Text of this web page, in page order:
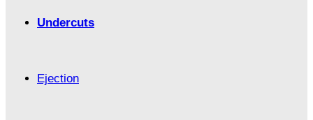
Undercuts
Ejection